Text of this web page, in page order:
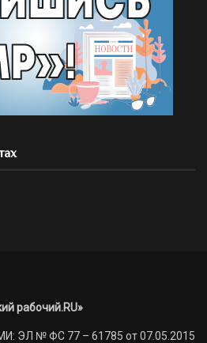
рабочий.RU»
ЭЛ № ФС 77 – 61785 от 07.05.2015